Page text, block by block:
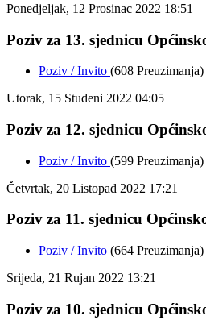
Ponedjeljak, 12 Prosinac 2022 18:51
Poziv za 13. sjednicu
Poziv / Invito (608 Preuzimanja)
Utorak, 15 Studeni 2022 04:05
Poziv za 12. sjednicu
Poziv / Invito (599 Preuzimanja)
Četvrtak, 20 Listopad 2022 17:21
Poziv za 11. sjednicu
Poziv / Invito (664 Preuzimanja)
Srijeda, 21 Rujan 2022 13:21
Poziv za 10. sjednicu